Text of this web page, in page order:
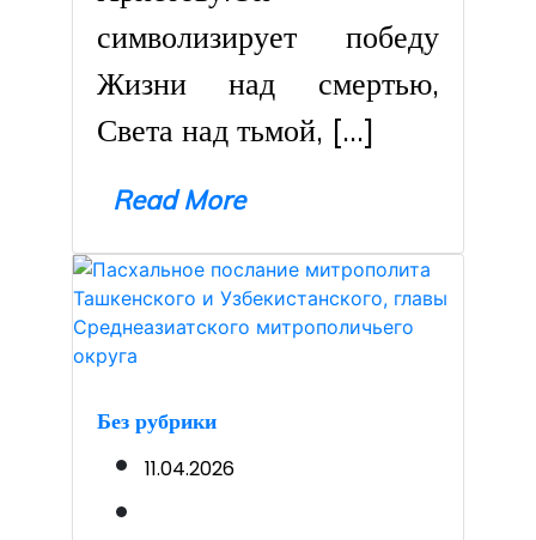
символизирует победу
Жизни над смертью,
Света над тьмой, […]
Read More
Без рубрики
11.04.2026